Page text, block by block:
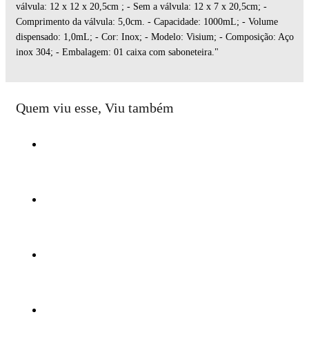
válvula: 12 x 12 x 20,5cm ; - Sem a válvula: 12 x 7 x 20,5cm; -
Comprimento da válvula: 5,0cm. - Capacidade: 1000mL; - Volume
dispensado: 1,0mL; - Cor: Inox; - Modelo: Visium; - Composição: Aço
inox 304; - Embalagem: 01 caixa com saboneteira."
Quem viu esse, Viu também